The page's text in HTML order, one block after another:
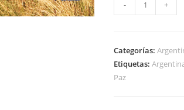
a
Paz:
Relax
- +
Categorías:
Etiquetas:
Paz